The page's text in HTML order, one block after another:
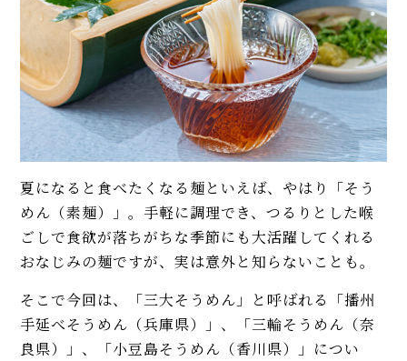
夏になると食べたくなる麺といえば、やはり「そう
めん（素麺）」。手軽に調理でき、つるりとした喉
ごしで食欲が落ちがちな季節にも大活躍してくれる
おなじみの麺ですが、実は意外と知らないことも。
そこで今回は、「三大そうめん」と呼ばれる「播州
手延べそうめん（兵庫県）」、「三輪そうめん（奈
良県）」、「小豆島そうめん（香川県）」につい